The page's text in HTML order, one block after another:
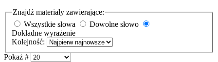
Znajdź materiały zawierające:
Wszystkie słowa
Dowolne słowo
Dokładne wyrażenie
Kolejność:
Pokaż #